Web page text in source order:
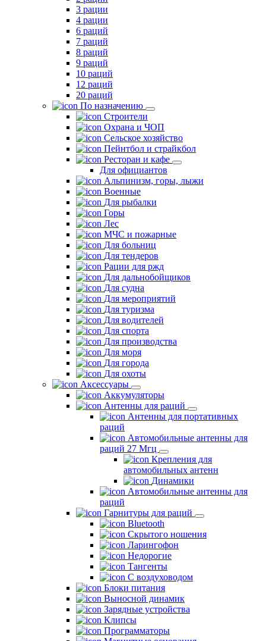
3 рации
4 рации
6 раций
7 раций
8 раций
9 раций
10 раций
12 раций
20 раций
По назначению
Строители
Охрана и ЧОП
Сельское хозяйство
Пейнтбол и страйкбол
Ресторан и кафе
Для официантов
Альпинизм, горы, лыжи
Военные
Для рыбалки
Горы
Лес
МЧС и пожарные
Для больниц
Для тендеров
Рации для ржд
Для дальнобойщиков
Для судна
Для мероприятий
Для туризма
Для водителей
Для спорта
Для производства
Для моря
Для города
Для охоты
Аксессуары
Аккумуляторы
Антенны для раций
Антенны для портативных
раций
Автомобильные антенны для
раций 27 Мгц
Крепления для
автомобильных антенн
Динамики
Автомобильные антенны для
раций
Гарнитуры для раций
Bluetooth
Скрытого ношения
Ларингофон
Недорогие
Тангенты
С воздуховодом
Блоки питания
Выносной динамик
Зарядные устройства
Клипсы
Программаторы